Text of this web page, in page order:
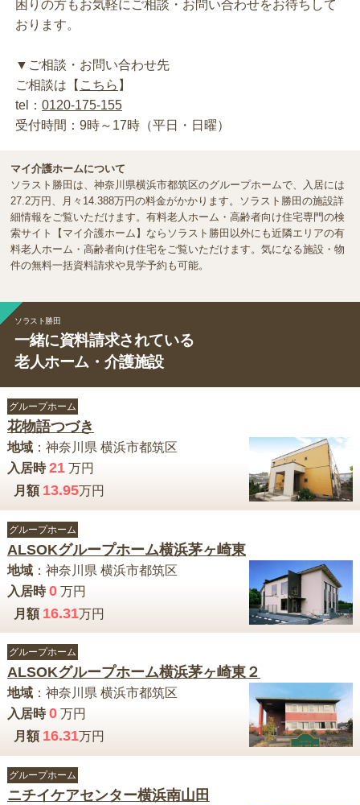
困りの方もお気軽にご相談・お問い合わせをお待ちして
おります。
▼ご相談・お問い合わせ先
ご相談は【 こちら 】
tel： 0120-175-155
受付時間：9時～17時（平日・日曜）
マイ介護ホームについて
ソラスト勝田は、神奈川県横浜市都筑区のグループホームで、入居には
27.2万円、月々14.388万円の料金がかかります。ソラスト勝田の施設詳
細情報をご覧いただけます。有料老人ホーム・高齢者向け住宅専門の検
索サイト【マイ介護ホーム】ならソラスト勝田以外にも近隣エリアの有
料老人ホーム・高齢者向け住宅をご覧いただけます。気になる施設・物
件の無料一括資料請求や見学予約も可能。
ソラスト勝田
一緒に資料請求されている
老人ホーム・介護施設
グループホーム
花物語つづき
地域： 神奈川県 横浜市都筑区
入居時 21万円
月額 13.95万円
グループホーム
ALSOKグループホーム横浜茅ヶ崎東
地域： 神奈川県 横浜市都筑区
入居時 0万円
月額 16.31万円
グループホーム
ALSOKグループホーム横浜茅ヶ崎東２
地域： 神奈川県 横浜市都筑区
入居時 0万円
月額 16.31万円
グループホーム
ニチイケアセンター横浜南山田